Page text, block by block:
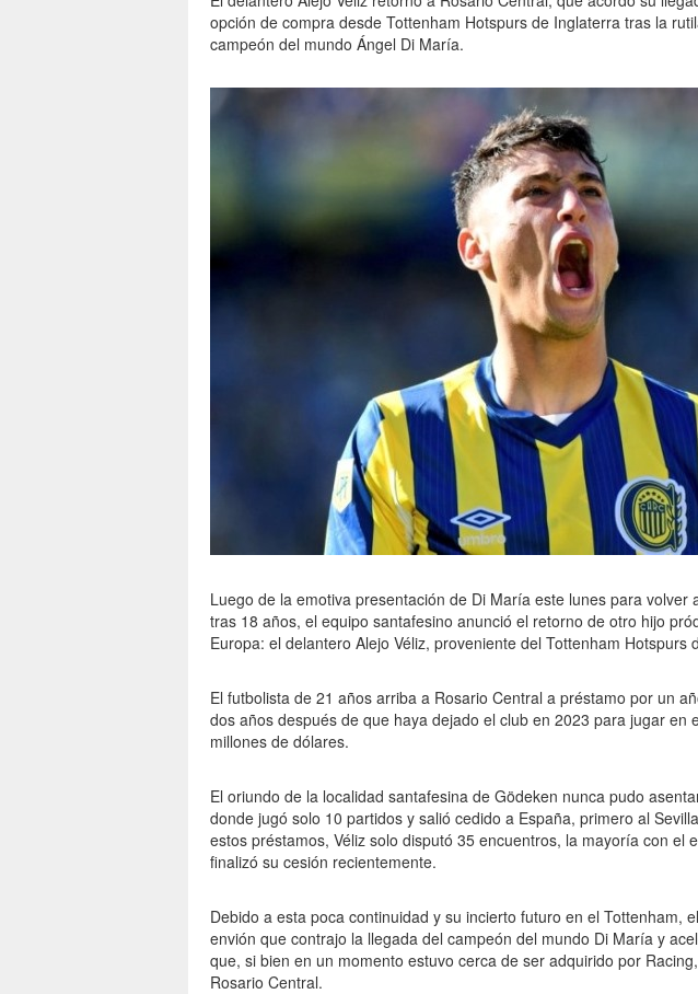
opción de compra desde Tottenham Hotspurs de Inglaterra tras la
campeón del mundo Ángel Di María.
Luego de la emotiva presentación de Di María este lunes para volver
tras 18 años, el equipo santafesino anunció el retorno de otro hijo
Europa: el delantero Alejo Véliz, proveniente del Tottenham Hotspurs
El futbolista de 21 años arriba a Rosario Central a préstamo por un
dos años después de que haya dejado el club en 2023 para jugar en
millones de dólares.
El oriundo de la localidad santafesina de Gödeken nunca pudo
donde jugó solo 10 partidos y salió cedido a España, primero al
estos préstamos, Véliz solo disputó 35 encuentros, la mayoría con el
finalizó su cesión recientemente.
Debido a esta poca continuidad y su incierto futuro en el Tottenham,
envión que contrajo la llegada del campeón del mundo Di María y
que, si bien en un momento estuvo cerca de ser adquirido por
Rosario Central.